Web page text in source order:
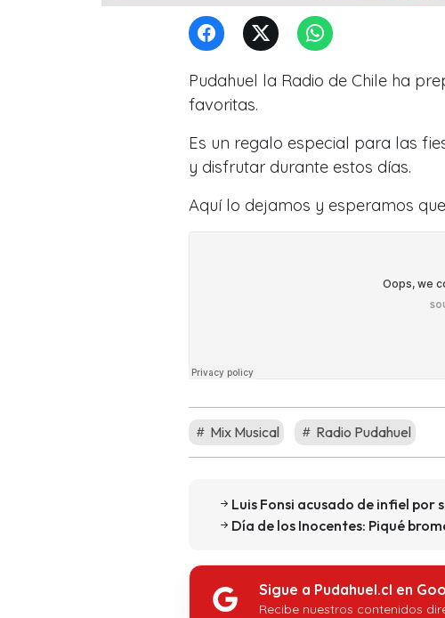
Pudahuel la Radio de Chile ha
favoritas.
Es un regalo especial para las
y disfrutar durante estos días.
Aquí lo dejamos y esperamos
Mix Musical Radio Pudahuel
Luis Fonsi acusado de infiel por
Día de los Inocentes: Piqué
Sigue a Pudahuel.cl en
Recibe nuestros contenidos